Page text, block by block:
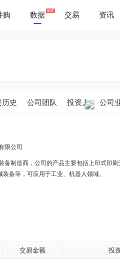
购 数据 交易 资讯
史 公司团队 投资人 公司
限公司
备制造商，公司的产品主要包括上印式印
备等，可应用于工业、机器人领域。
交易金额 投